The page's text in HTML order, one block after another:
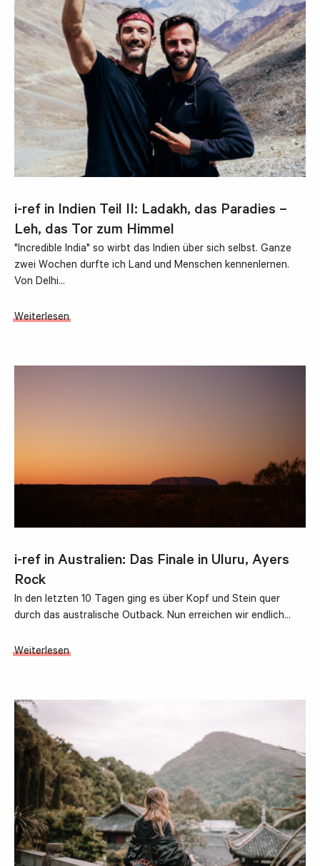
i-ref in Indien Teil II: Ladakh, das Paradies –
Leh, das Tor zum Himmel
"Incredible India" so wirbt das Indien über sich selbst. Ganze
zwei Wochen durfte ich Land und Menschen kennenlernen.
Von Delhi…
Weiterlesen
i-ref in Australien: Das Finale in Uluru, Ayers
Rock
In den letzten 10 Tagen ging es über Kopf und Stein quer
durch das australische Outback. Nun erreichen wir endlich…
Weiterlesen